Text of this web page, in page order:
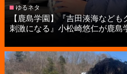
ゆるネタ
【鹿島学園】『吉田湊海など
刺激になる』小松崎悠仁が鹿島